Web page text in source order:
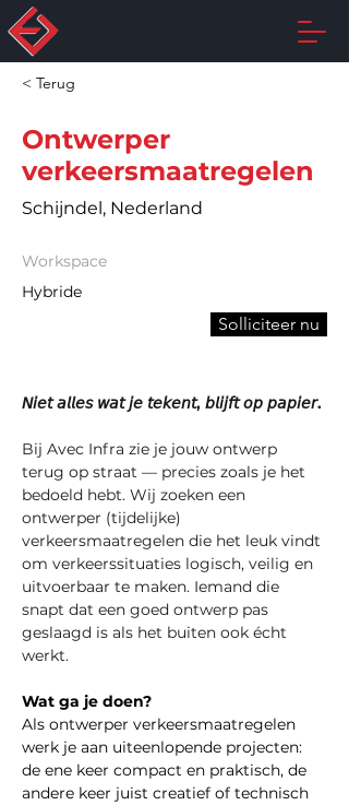
< Terug
Ontwerper
verkeersmaatregelen
Schijndel, Nederland
Workspace
Hybride
Solliciteer nu
𝘕𝘪𝘦𝘵 𝘢𝘭𝘭𝘦𝘴 𝘸𝘢𝘵 𝘫𝘦 𝘵𝘦𝘬𝘦𝘯𝘵, 𝘣𝘭𝘪𝘫𝘧𝘵 𝘰𝘱 𝘱𝘢𝘱𝘪𝘦𝘳.
Bij Avec Infra zie je jouw ontwerp
terug op straat — precies zoals je het
bedoeld hebt. Wij zoeken een
ontwerper (tijdelijke)
verkeersmaatregelen die het leuk vindt
om verkeerssituaties logisch, veilig en
uitvoerbaar te maken. Iemand die
snapt dat een goed ontwerp pas
geslaagd is als het buiten ook écht
werkt.
Wat ga je doen?
Als ontwerper verkeersmaatregelen
werk je aan uiteenlopende projecten:
de ene keer compact en praktisch, de
andere keer juist creatief of technisch